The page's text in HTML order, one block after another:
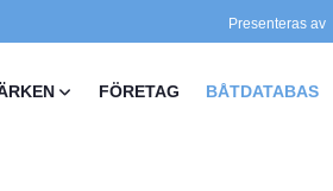
Presenteras av
FÖRETAG BÅTDATABAS